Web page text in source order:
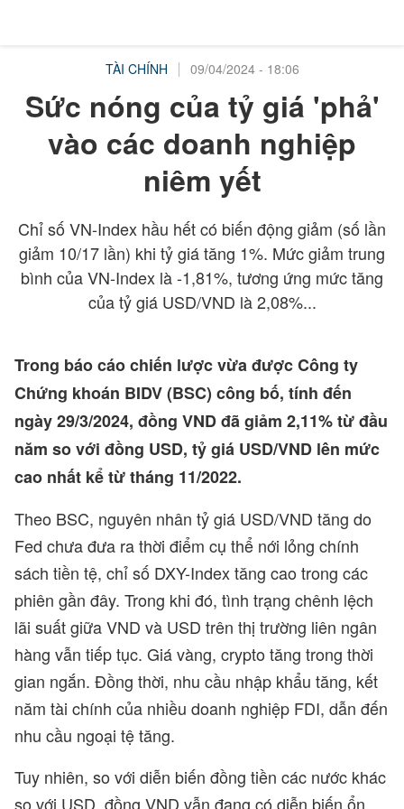
TÀI CHÍNH 09/04/2024 - 18:06
Sức nóng của tỷ giá 'phả'
vào các doanh nghiệp
niêm yết
Chỉ số VN-Index hầu hết có biến động giảm (số lần
giảm 10/17 lần) khi tỷ giá tăng 1%. Mức giảm trung
bình của VN-Index là -1,81%, tương ứng mức tăng
của tỷ giá USD/VND là 2,08%...
Trong báo cáo chiến lược vừa được Công ty
Chứng khoán BIDV (BSC) công bố, tính đến
ngày 29/3/2024, đồng VND đã giảm 2,11% từ đầu
năm so với đồng USD, tỷ giá USD/VND lên mức
cao nhất kể từ tháng 11/2022.
Theo BSC, nguyên nhân tỷ giá USD/VND tăng do
Fed chưa đưa ra thời điểm cụ thể nới lỏng chính
sách tiền tệ, chỉ số DXY-Index tăng cao trong các
phiên gần đây. Trong khi đó, tình trạng chênh lệch
lãi suất giữa VND và USD trên thị trường liên ngân
hàng vẫn tiếp tục. Giá vàng, crypto tăng trong thời
gian ngắn. Đồng thời, nhu cầu nhập khẩu tăng, kết
năm tài chính của nhiều doanh nghiệp FDI, dẫn đến
nhu cầu ngoại tệ tăng.
Tuy nhiên, so với diễn biến đồng tiền các nước khác
so với USD, đồng VND vẫn đang có diễn biến ổn